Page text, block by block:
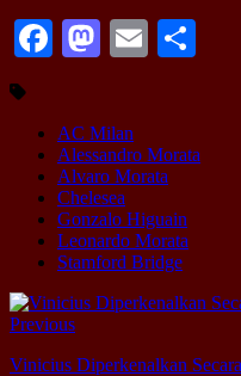
Facebook
Mastodon
Email
AC Milan
Alessandro Morata
Alvaro Morata
Chelesea
Gonzalo Higuain
Leonardo Morata
Stamford Bridge
Previous
Vinicius Diperkenalkan